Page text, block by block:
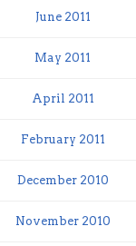
June 2011
May 2011
April 2011
February 2011
December 2010
November 2010